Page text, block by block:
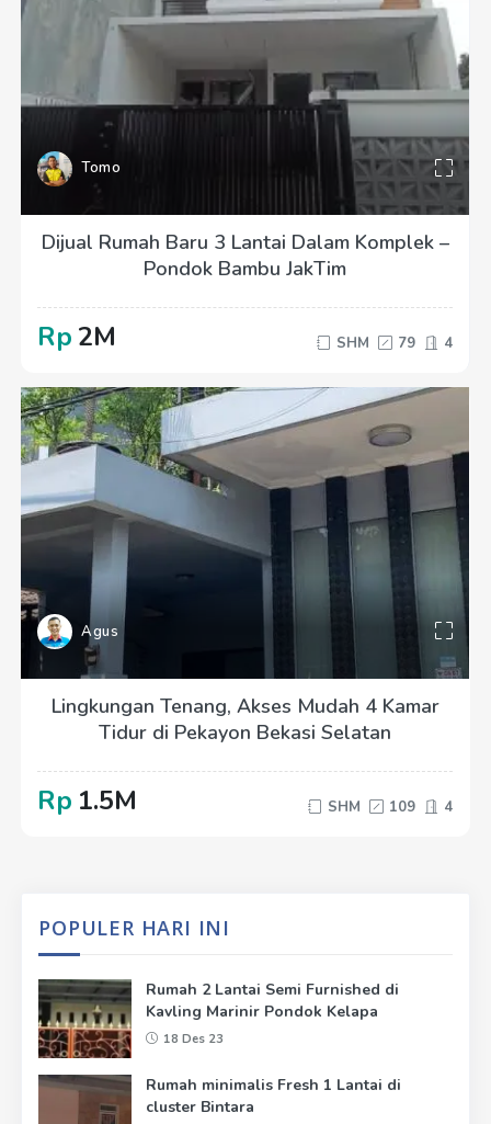
Tomo
Dijual Rumah Baru 3 Lantai Dalam Komplek –
Pondok Bambu JakTim
Rp 2M SHM 79 4
Agus
Lingkungan Tenang, Akses Mudah 4 Kamar
Tidur di Pekayon Bekasi Selatan
Rp 1.5M SHM 109 4
POPULER HARI INI
Rumah 2 Lantai Semi Furnished di
Kavling Marinir Pondok Kelapa
18 Des 23
Rumah minimalis Fresh 1 Lantai di
cluster Bintara